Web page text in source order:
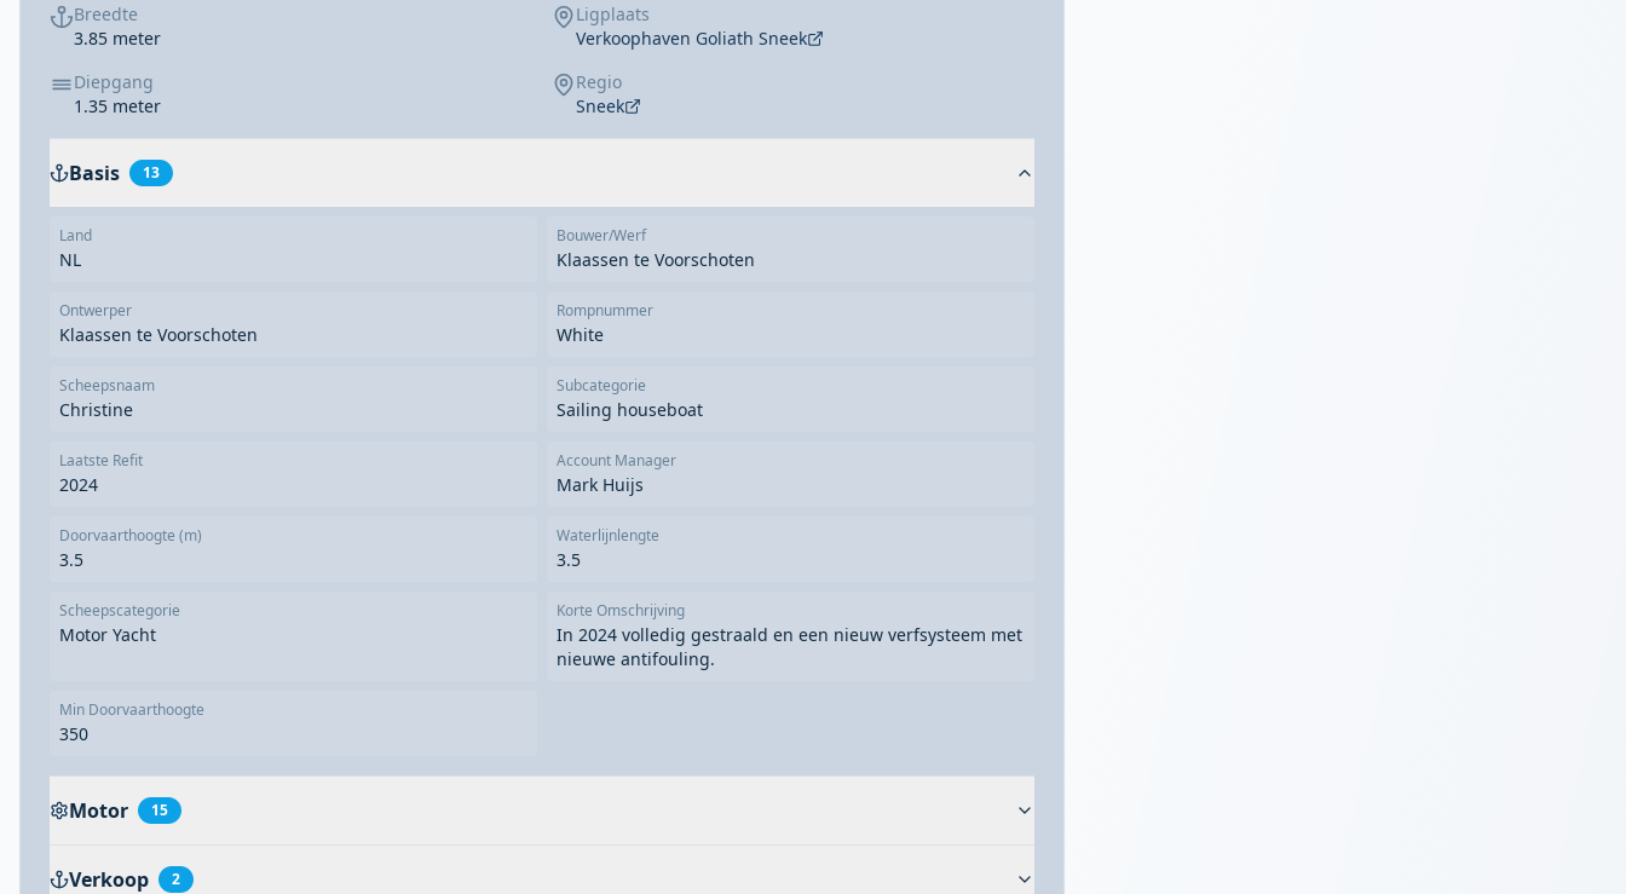
Breedte
3.85 meter
Ligplaats
Verkoophaven Goliath Sneek
Diepgang
1.35 meter
Regio
Sneek
Basis 13
Land
NL
Bouwer/Werf
Klaassen te Voorschoten
Ontwerper
Klaassen te Voorschoten
Rompnummer
White
Scheepsnaam
Christine
Subcategorie
Sailing houseboat
Laatste Refit
2024
Account Manager
Mark Huijs
Doorvaarthoogte (m)
3.5
Waterlijnlengte
3.5
Scheepscategorie
Motor Yacht
Korte Omschrijving
In 2024 volledig gestraald en een nieuw verfsysteem met
nieuwe antifouling.
Min Doorvaarthoogte
350
Motor 15
Verkoop 2